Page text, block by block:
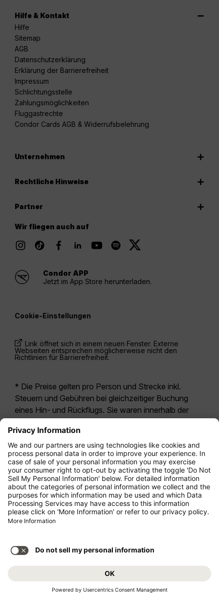
Hilfe & Kontakt
Hilfe
Sitemap
AGB
Datenschutzerklärung
Erklärung der Barrierefreiheit
Impressum
Schlichtungsstelle
Zahlungsmöglichkeiten
Fluggastrechte
Condor Cards AGB & Widerrufsbelehrung
Unternehmen
Rechtliche Hinweise
Partner
Wir fliegen auch auf
Condor APP
Jetzt im App Store herunterladen.
Cookie-Einstellungen
Link öffnet sich in einem neuen Fenster. Externe
Webseiten entsprechen möglicherweise nicht den
Richtlinien für Barrierefreiheit.
* Die Preise gelten pro Person und Strecke inkl.
Steuern und Gebühren bei gleichzeitiger Buchung
eines Hin- und Rückflugs. Sie waren innerhalb der
möglicherweise nicht mehr aktuell. Bei den für die
Economy Class angegebenen Tarifen handelt es
sich i.d.R. um Economy Zero, unsere restriktivste
Tarifoption. Es können hierfür zusätzliche Gebühren
fürAufgabegepäckoder für andere optionale
Leistungen anfallen. Es gelten dieAllgemeinen
Geschäftsbedingungen .